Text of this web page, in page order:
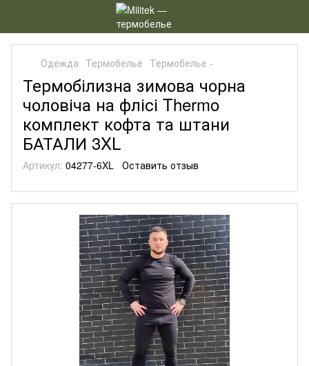
Одежда Термобелье Термобелье -
Термобілизна зимова чорна
чоловіча на флісі Thermo
комплект кофта та штани
БАТАЛИ 3XL
Артикул: 04277-6XL Оставить отзыв